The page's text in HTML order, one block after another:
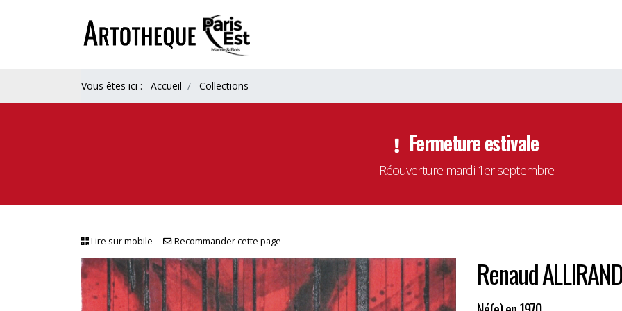
Vous êtes ici : Accueil Collections
Fermeture estivale
Réouverture mardi 1er septembre
Lire sur mobile Recommander cette page
Renaud ALLIRAND